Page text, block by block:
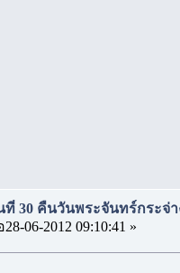
ที่ 30 คืนวันพระจันทร์กระจ่า
06-2012 09:10:41 »